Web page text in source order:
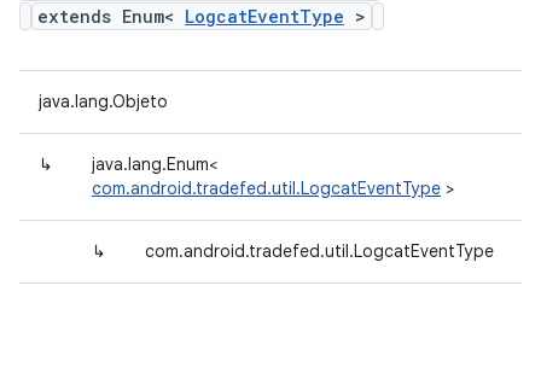
extends Enum< LogcatEventType >
java.lang.Objeto
↳
java.lang.Enum<
com.android.tradefed.util.LogcatEventType >
↳ com.android.tradefed.util.LogcatEventType